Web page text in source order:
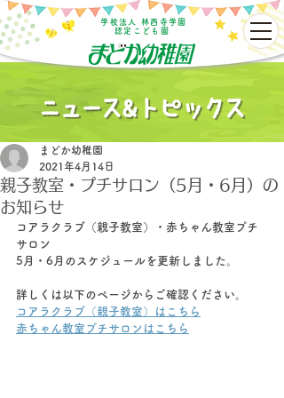
学校法人 林西寺学園
認定こども園
親子教室・プチサロン（5月・6月）の
お知らせ
まどか幼稚園
2021年4月14日
コアラクラブ（親子教室）・赤ちゃん教室プチ
サロン
5月・6月のスケジュールを更新しました。
詳しくは以下のページからご確認ください。
コアラクラブ（親子教室）はこちら
赤ちゃん教室プチサロンはこちら